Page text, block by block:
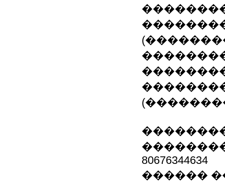
���������
80676344634
������